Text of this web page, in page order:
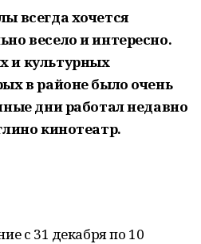
всегда хочется
весело и интересно.
и культурных
в районе было очень
дни работал недавно
кинотеатр.
с 31 декабря по 10